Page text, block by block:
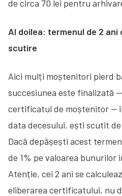
de circa 70 lei pentru
Al doilea: termenul de 2
scutire
Aici mulți moștenitori pierd
succesiunea este finalizată
certificatul de moștenitor —
data decesului, ești scutit
Dacă depășești acest
de 1% pe valoarea bunurilor
Atenție, cei 2 ani se
eliberarea certificatului, nu